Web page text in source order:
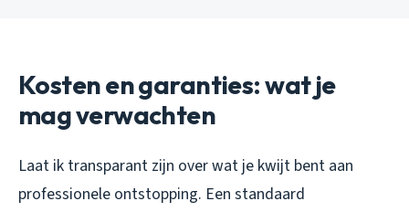
Kosten en garanties: wat je
mag verwachten
Laat ik transparant zijn over wat je kwijt bent aan
professionele ontstopping. Een standaard